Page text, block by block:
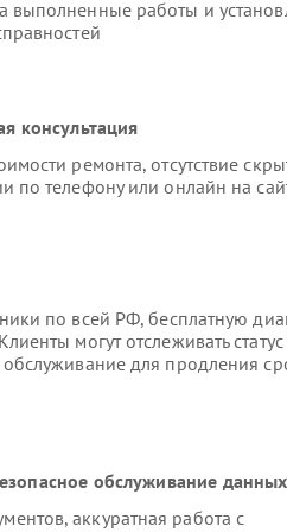
выполненные работы и
консультация
ремонта, отсутствие
по телефону или онлайн на
по всей РФ, бесплатную
могут отслеживать
обслуживание для продления
обслуживание данных
аккуратная работа с